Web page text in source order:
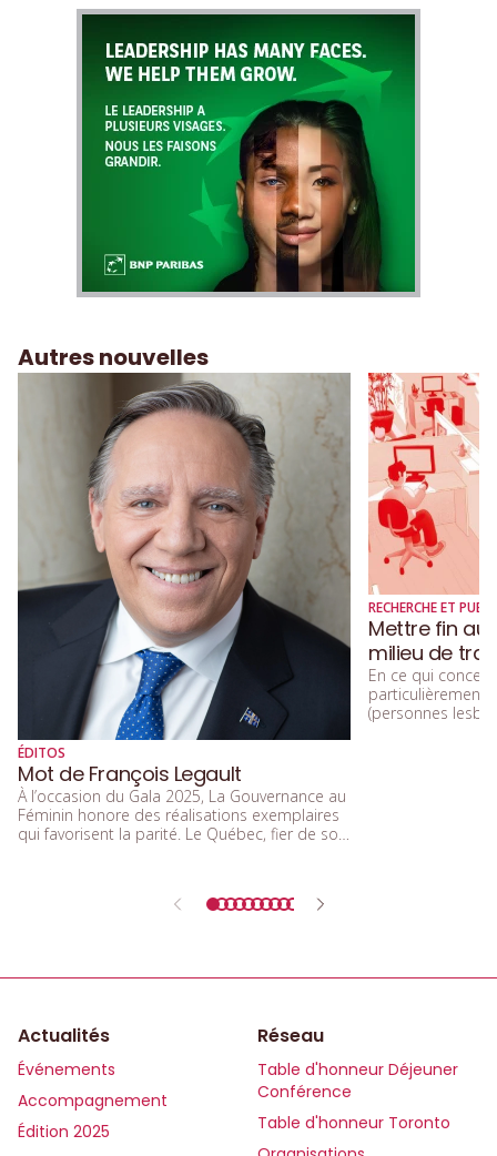
Autres nouvelles
ÉDITOS
Mot de François Legault
À l’occasion du Gala 2025, La Gouvernance au
Féminin honore des réalisations exemplaires
qui favorisent la parité. Le Québec, fier de son
RECHERCHE ET
Mettre fin au
milieu de
En ce qui
particulièrement
(personnes
Actualités
Événements
Accompagnement
Édition 2025
Réseau
Table d'honneur Déjeuner
Conférence
Table d'honneur Toronto